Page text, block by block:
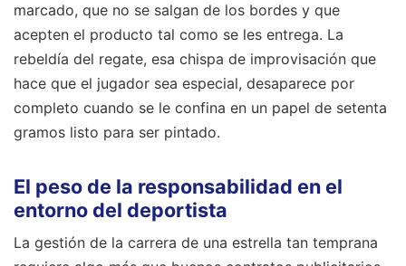
marcado, que no se salgan de los bordes y que
acepten el producto tal como se les entrega. La
rebeldía del regate, esa chispa de improvisación que
hace que el jugador sea especial, desaparece por
completo cuando se le confina en un papel de setenta
gramos listo para ser pintado.
El peso de la responsabilidad en el
entorno del deportista
La gestión de la carrera de una estrella tan temprana